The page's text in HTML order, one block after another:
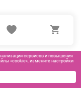
сервисов и повышения
«cookie», измените настройки